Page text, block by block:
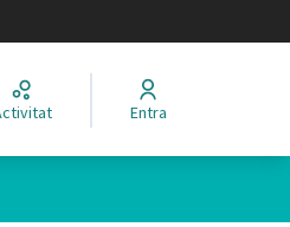
Activitat Entra